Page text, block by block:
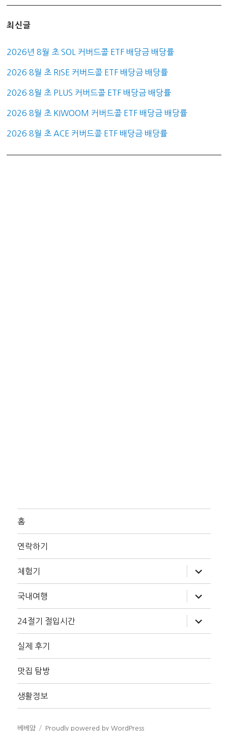
최신글
2026년 8월 초 SOL 커버드콜 ETF 배당금 배당률
2026 8월 초 RISE 커버드콜 ETF 배당금 배당률
2026 8월 초 PLUS 커버드콜 ETF 배당금 배당률
2026 8월 초 KIWOOM 커버드콜 ETF 배당금 배당률
2026 8월 초 ACE 커버드콜 ETF 배당금 배당률
홈
연락하기
체험기
위
메
확
장
국내여행
위
메
확
장
24절기 절입시간
위
메
장
실제 후기
맛집 탐방
생활정보
베베얌 Proudly powered by WordPress